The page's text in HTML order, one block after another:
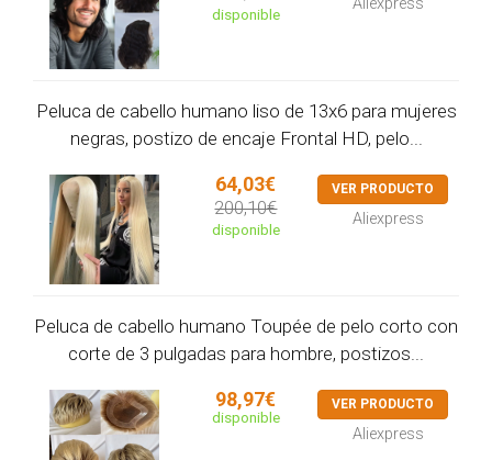
disponible
Peluca de cabello humano liso de 13x6 para mujeres
negras, postizo de encaje Frontal HD, pelo...
64,03€
200,10€
disponible
VER PRODUCTO
Aliexpress
Peluca de cabello humano Toupée de pelo corto con
corte de 3 pulgadas para hombre, postizos...
98,97€
disponible
VER PRODUCTO
Aliexpress